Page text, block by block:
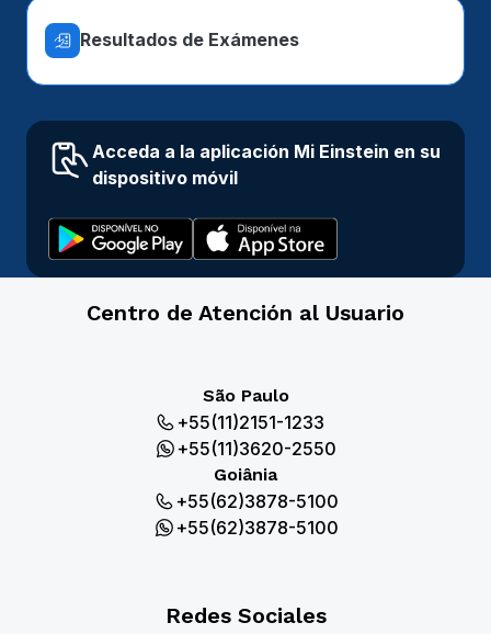
Resultados de Exámenes
Acceda a la aplicación Mi Einstein en su
dispositivo móvil
Centro de Atención al Usuario
São Paulo
+55(11)2151-1233
+55(11)3620-2550
Goiânia
+55(62)3878-5100
+55(62)3878-5100
Redes Sociales